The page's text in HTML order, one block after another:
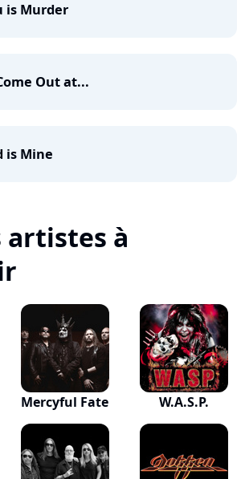
is Murder
Out at...
is Mine
artistes à
Mercyful Fate W.A.S.P.